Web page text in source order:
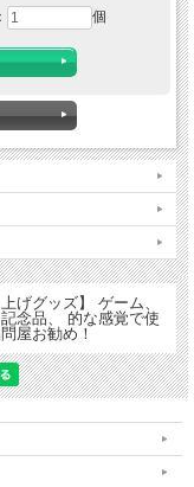
個
げグッズ】 ゲーム、
念品、 的な感覚で使
屋お勧め！